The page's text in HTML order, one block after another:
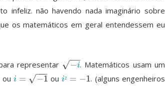
infeliz. não havendo nada imaginário sobre
os matemáticos em geral entendessem eu
representar −i
−−
√
−i
. Matemáticos usam um
oui = −1
−−
−
√
i=−1 oui² = −1
i²=−1
. (alguns engenheiros